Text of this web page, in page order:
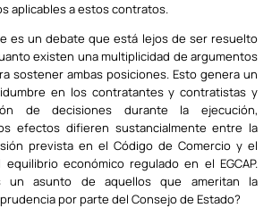
aplicables a estos contratos.
es un debate que está lejos de ser resuelto
existen una multiplicidad de argumentos
sostener ambas posiciones. Esto genera un
en los contratantes y contratistas y
de decisiones durante la ejecución,
efectos difieren sustancialmente entre la
prevista en el Código de Comercio y el
económico regulado en el EGCAP.
un asunto de aquellos que ameritan la
por parte del Consejo de Estado?